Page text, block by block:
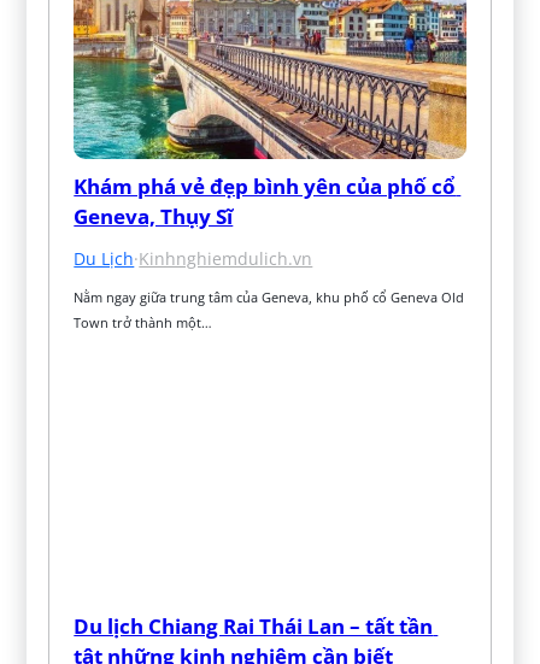
Khám phá vẻ đẹp bình yên của phố cổ
Geneva, Thụy Sĩ
Du Lịch·Kinhnghiemdulich.vn
Nằm ngay giữa trung tâm của Geneva, khu phố cổ Geneva Old
Town trở thành một…
Du lịch Chiang Rai Thái Lan – tất tần
tật những kinh nghiệm cần biết